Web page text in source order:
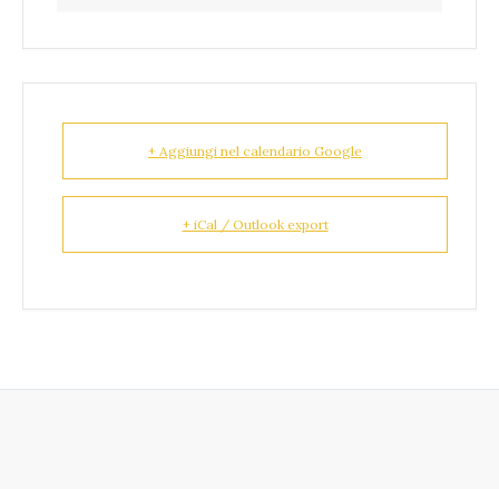
+ Aggiungi nel calendario Google
+ iCal / Outlook export